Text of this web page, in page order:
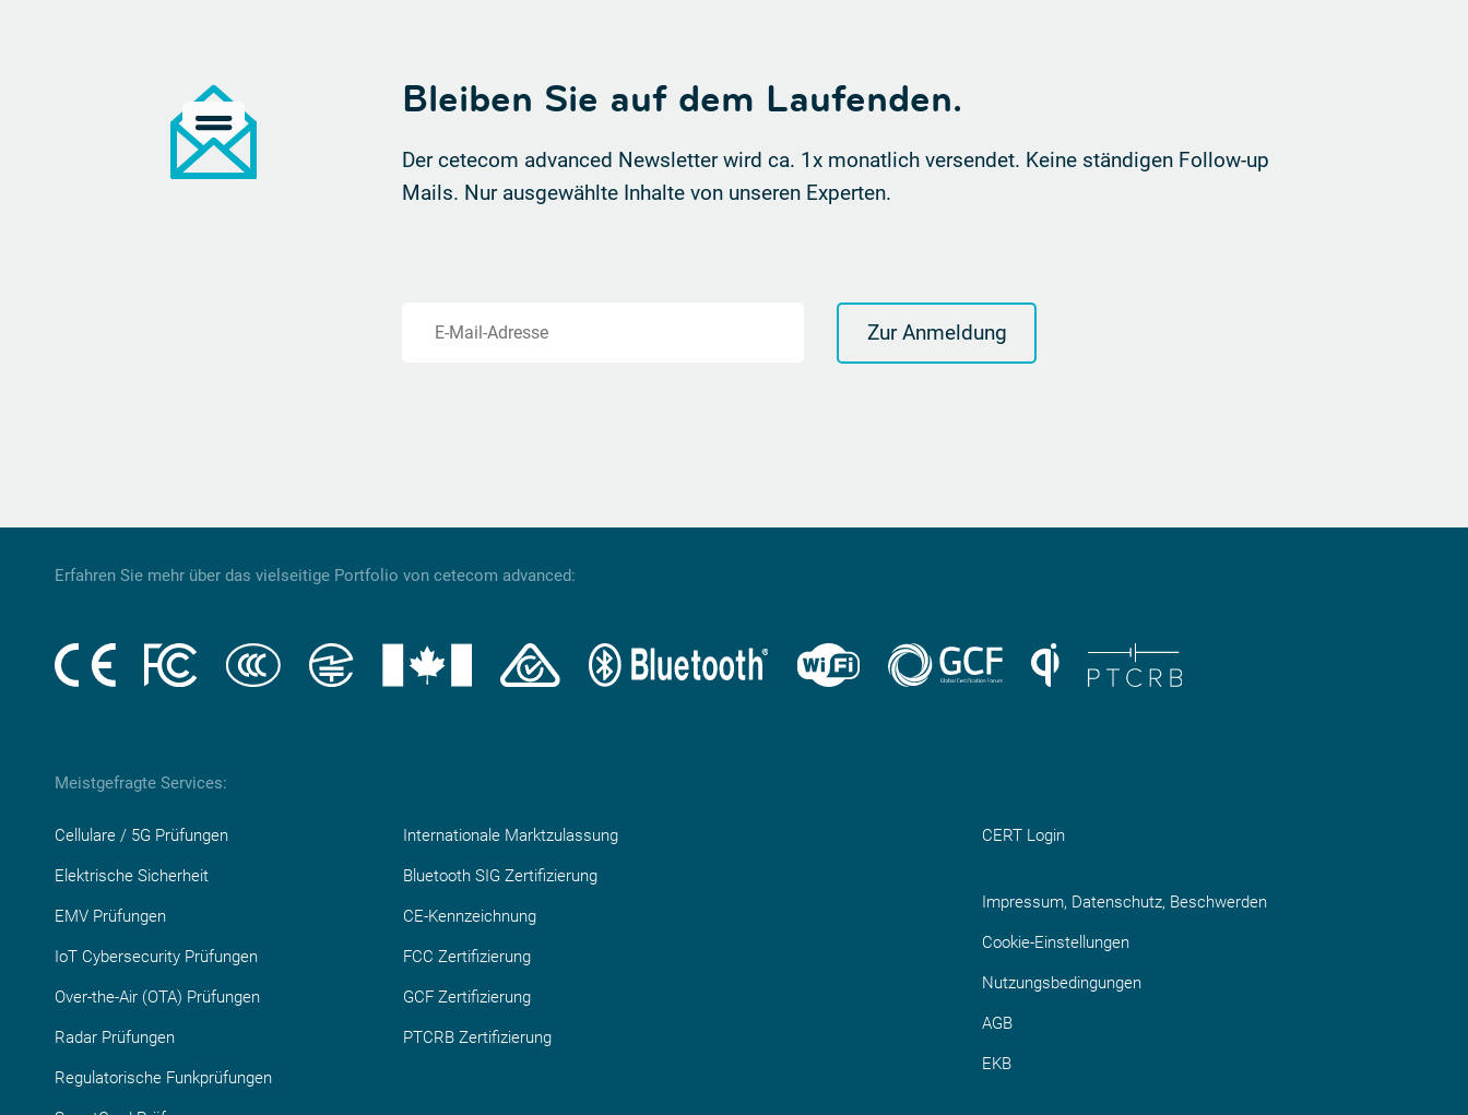
Bleiben Sie auf dem Laufenden.
Der cetecom advanced Newsletter wird ca. 1x monatlich versendet. Keine ständigen Follow-up
Mails. Nur ausgewählte Inhalte von unseren Experten.
E-Mail-Adresse Zur Anmeldung
Erfahren Sie mehr über das vielseitige Portfolio von cetecom advanced:
Meistgefragte Services:
Cellulare / 5G Prüfungen
Elektrische Sicherheit
EMV Prüfungen
IoT Cybersecurity Prüfungen
Over-the-Air (OTA) Prüfungen
Radar Prüfungen
Regulatorische Funkprüfungen
Internationale Marktzulassung
Bluetooth SIG Zertifizierung
CE-Kennzeichnung
FCC Zertifizierung
GCF Zertifizierung
PTCRB Zertifizierung
CERT Login
Impressum, Datenschutz, Beschwerden
Cookie-Einstellungen
Nutzungsbedingungen
AGB
EKB